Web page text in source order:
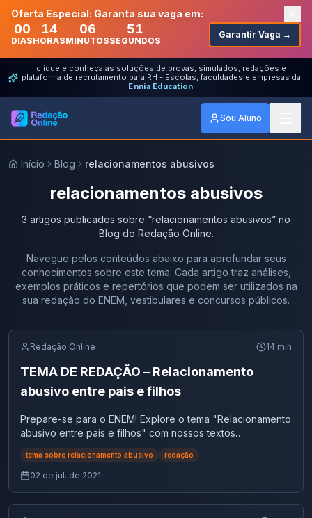
Oferta Especial: Garanta sua vaga em:
00
DIAS
14
HORAS
06
MINUTOS
51
SEGUNDOS
Garantir Vaga →
clique e conheça as soluções de provas, simulados, redações e
plataforma de recrutamento para RH - Escolas, faculdades e empresas da
Ennia Education
Sou Aluno
Início Blog relacionamentos abusivos
relacionamentos abusivos
3 artigos publicados sobre “relacionamentos abusivos” no
Blog do Redação Online.
Navegue pelos conteúdos abaixo para aprofundar seus
conhecimentos sobre este tema. Cada artigo traz análises,
exemplos práticos e repertórios que podem ser utilizados na
sua redação do ENEM, vestibulares e concursos públicos.
Redação Online 14 min
TEMA DE REDAÇÃO – Relacionamento
abusivo entre pais e filhos
Prepare-se para o ENEM! Explore o tema "Relacionamento
abusivo entre pais e filhos" com nossos textos
motivadores. Entenda o ciclo do abuso, identifique sinais e
construa uma redação dissertativo-argu
tema sobre relacionamento abusivo redação
02 de jul. de 2021